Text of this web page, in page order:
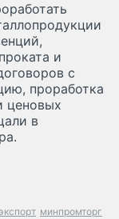
и
с
проработка
ценовых
в
минпромторг